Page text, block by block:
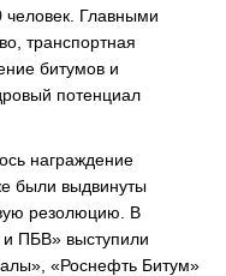
Главными
транспортная
битумов и
потенциал
награждение
были выдвинуты
резолюцию. В
и ПБВ» выступили
«Роснефть Битум»